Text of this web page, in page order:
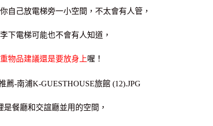
自己放電梯旁一小空間，不太會有人管，
下電梯可能也不會有人知道，
物品建議還是要放身上 喔！
是餐廳和交誼廳並用的空間，